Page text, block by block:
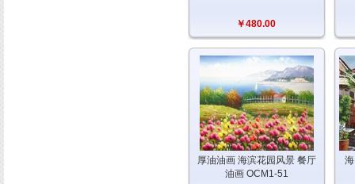
￥480.00
厚油油画 海滨花园风景 餐厅
油画 OCM1-51